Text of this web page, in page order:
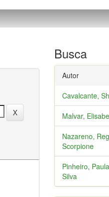
Busca
Autor
Cavalcante,
Malvar,
Nazareno,
Scorpione
Pinheiro,
Silva